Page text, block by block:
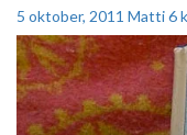
5 oktober, 2011 Matti6